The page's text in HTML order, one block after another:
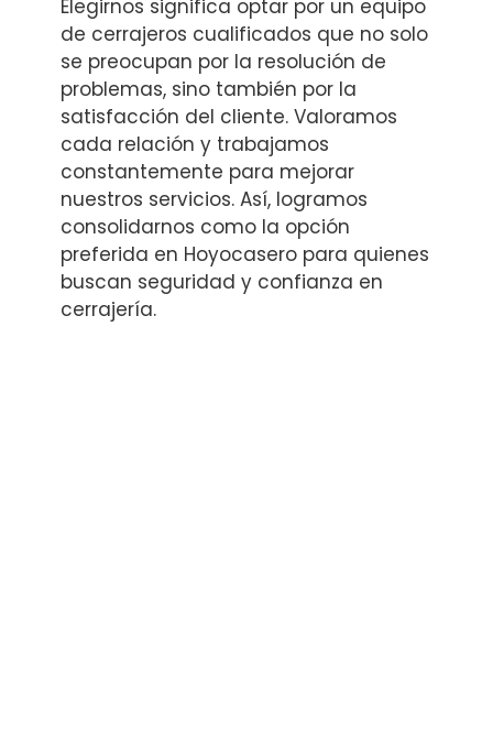
Elegirnos significa optar por un equipo
de cerrajeros cualificados que no solo
se preocupan por la resolución de
problemas, sino también por la
satisfacción del cliente. Valoramos
cada relación y trabajamos
constantemente para mejorar
nuestros servicios. Así, logramos
consolidarnos como la opción
preferida en Hoyocasero para quienes
buscan seguridad y confianza en
cerrajería.